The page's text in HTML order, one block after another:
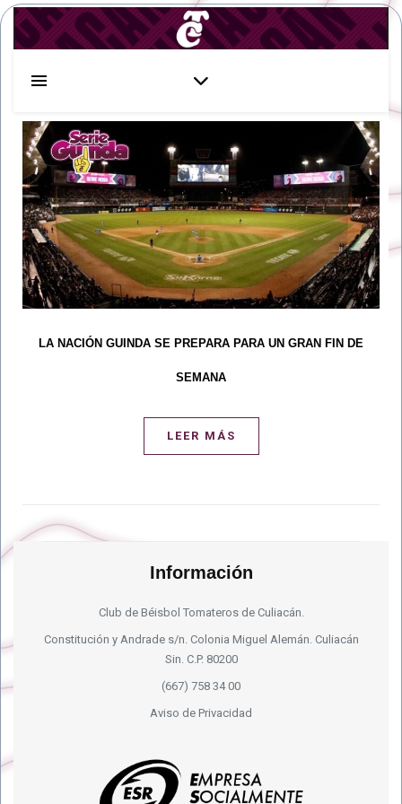
LA NACIÓN GUINDA SE PREPARA PARA UN GRAN FIN DE
SEMANA
LEER MÁS
Información
Club de Béisbol Tomateros de Culiacán.
Constitución y Andrade s/n. Colonia Miguel Alemán. Culiacán
Sin. C.P. 80200
(667) 758 34 00
Aviso de Privacidad